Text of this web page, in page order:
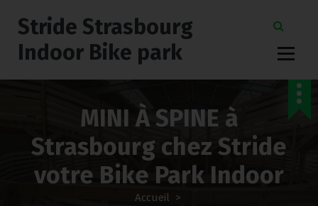
Stride Strasbourg
Indoor Bike park
MINI À SPINE à
Strasbourg chez Stride
votre Bike Park Indoor
Accueil >